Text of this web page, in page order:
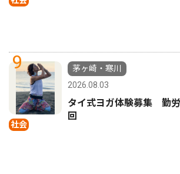
9
社会
茅ヶ崎・寒川
2026.08.03
タイ式ヨガ体験募集 勤
回